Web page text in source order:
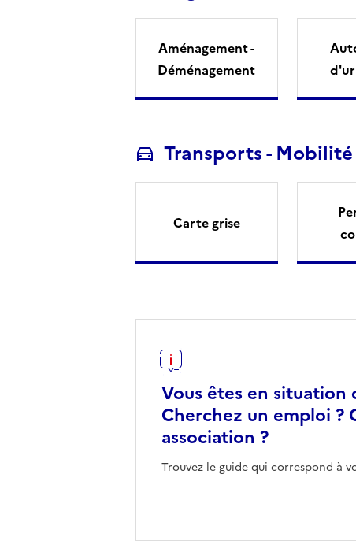
Aménagement -
Déménagement
Transports - Mobilité
Carte grise
Vous êtes en situation
Cherchez un emploi ?
association ?
Trouvez le guide qui correspond à